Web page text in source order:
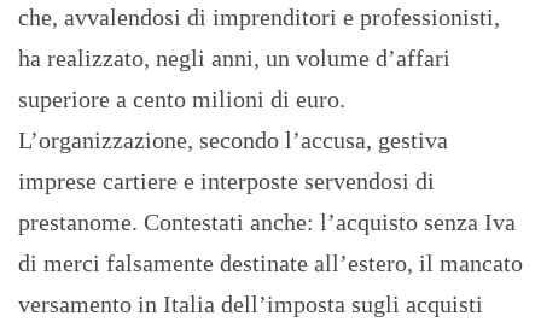
che, avvalendosi di imprenditori e professionisti,
ha realizzato, negli anni, un volume d’affari
superiore a cento milioni di euro.
L’organizzazione, secondo l’accusa, gestiva
imprese cartiere e interposte servendosi di
prestanome. Contestati anche: l’acquisto senza Iva
di merci falsamente destinate all’estero, il mancato
versamento in Italia dell’imposta sugli acquisti